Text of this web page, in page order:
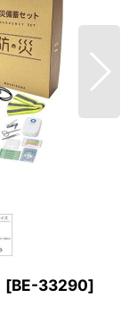
[BE-33290]